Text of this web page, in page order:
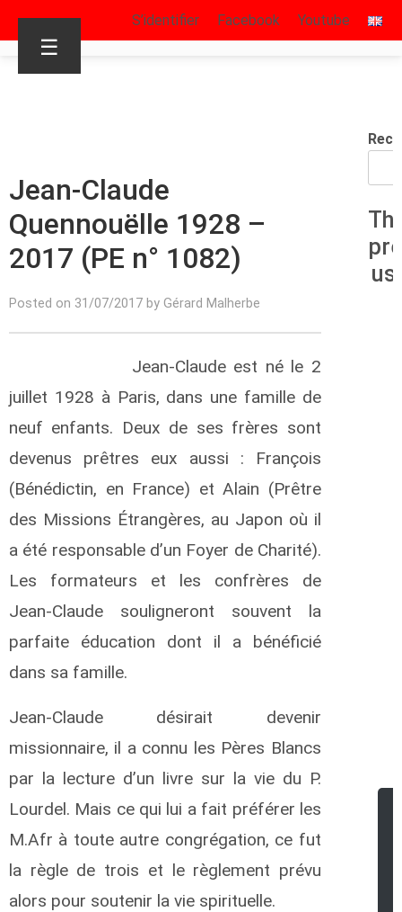
S’identifier Facebook Youtube
☰
Jean-Claude
Quennouëlle 1928 –
2017 (PE n° 1082)
Posted on 31/07/2017 by Gérard Malherbe
Jean-Claude est né le 2
juillet 1928 à Paris, dans une famille de
neuf enfants. Deux de ses frères sont
devenus prêtres eux aussi : François
(Bénédictin, en France) et Alain (Prêtre
des Missions Étrangères, au Japon où il
a été responsable d’un Foyer de Charité).
Les formateurs et les confrères de
Jean-Claude souligneront souvent la
parfaite éducation dont il a bénéficié
dans sa famille.
Jean-Claude désirait devenir
missionnaire, il a connu les Pères Blancs
par la lecture d’un livre sur la vie du P.
Lourdel. Mais ce qui lui a fait préférer les
M.Afr à toute autre congrégation, ce fut
la règle de trois et le règlement prévu
alors pour soutenir la vie spirituelle.
us